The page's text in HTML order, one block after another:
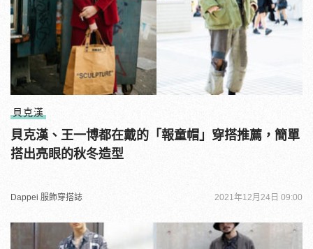
貝克漢
貝克漢、王一博都在戴的「報童帽」穿搭推薦，簡單
搭出亮眼的秋冬造型
Dappei 服飾穿搭誌 2021年12月24日 09:00